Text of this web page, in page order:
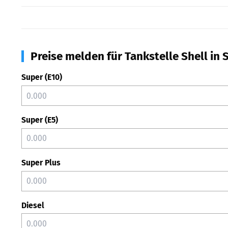
Preise melden für Tankstelle Shell in
Super (E10)
Super (E5)
Super Plus
Diesel